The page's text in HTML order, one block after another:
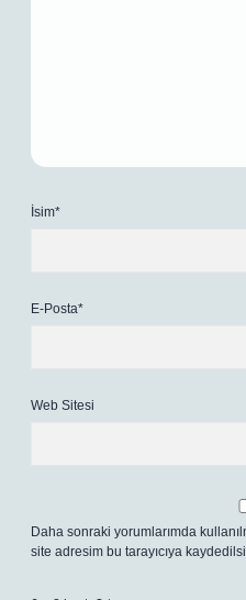
İsim*
E-Posta*
Web Sitesi
Daha sonraki yorumlarımda
site adresim bu tarayıcıya